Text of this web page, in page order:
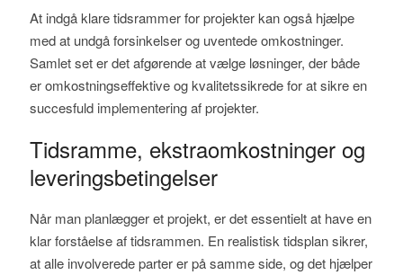
At indgå klare tidsrammer for projekter kan også hjælpe
med at undgå forsinkelser og uventede omkostninger.
Samlet set er det afgørende at vælge løsninger, der både
er omkostningseffektive og kvalitetssikrede for at sikre en
succesfuld implementering af projekter.
Tidsramme, ekstraomkostninger og
leveringsbetingelser
Når man planlægger et projekt, er det essentielt at have en
klar forståelse af tidsrammen. En realistisk tidsplan sikrer,
at alle involverede parter er på samme side, og det hjælper